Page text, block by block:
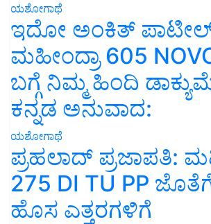
ಯಶೋಗಾಥೆ
ಇದೋ ಅಂಕಿತ್ ಪಾಟೀಲ್
ಮಹೀಂದ್ರಾ 605
ಬಗ್ಗೆ ನಿಮ್ಮ ಹಿಂದಿ
ಕನ್ನಡ ಅನುವಾದ:
ಯಶೋಗಾಥೆ
ಪ್ರಹಲಾದ್ ಪ್ರಜಾಪತಿ:
275 DI TU PP
ಹೊಸ ಎತ್ತರಗಳಿಗೆ